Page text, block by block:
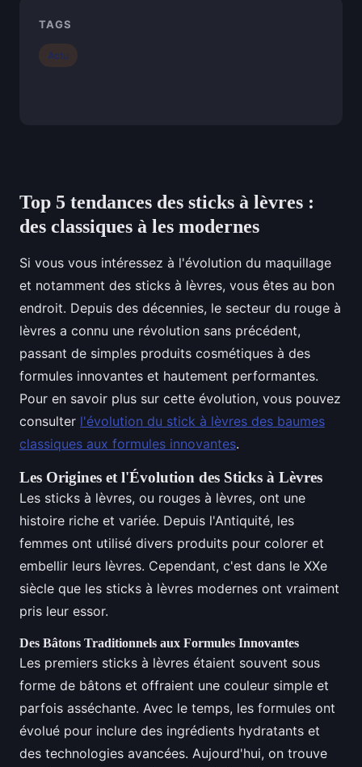
Top 5 tendances des sticks à lèvres :
des classiques à les modernes
Si vous vous intéressez à l'évolution du maquillage
et notamment des sticks à lèvres, vous êtes au bon
endroit. Depuis des décennies, le secteur du rouge à
lèvres a connu une révolution sans précédent,
passant de simples produits cosmétiques à des
formules innovantes et hautement performantes.
Pour en savoir plus sur cette évolution, vous pouvez
consulter l'évolution du stick à lèvres des baumes
classiques aux formules innovantes.
Les Origines et l'Évolution des Sticks à Lèvres
Les sticks à lèvres, ou rouges à lèvres, ont une
histoire riche et variée. Depuis l'Antiquité, les
femmes ont utilisé divers produits pour colorer et
embellir leurs lèvres. Cependant, c'est dans le XXe
siècle que les sticks à lèvres modernes ont vraiment
pris leur essor.
Des Bâtons Traditionnels aux Formules Innovantes
Les premiers sticks à lèvres étaient souvent sous
forme de bâtons et offraient une couleur simple et
parfois asséchante. Avec le temps, les formules ont
évolué pour inclure des ingrédients hydratants et
des technologies avancées. Aujourd'hui, on trouve
TAGS
Actu